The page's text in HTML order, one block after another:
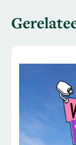
the
keys
access